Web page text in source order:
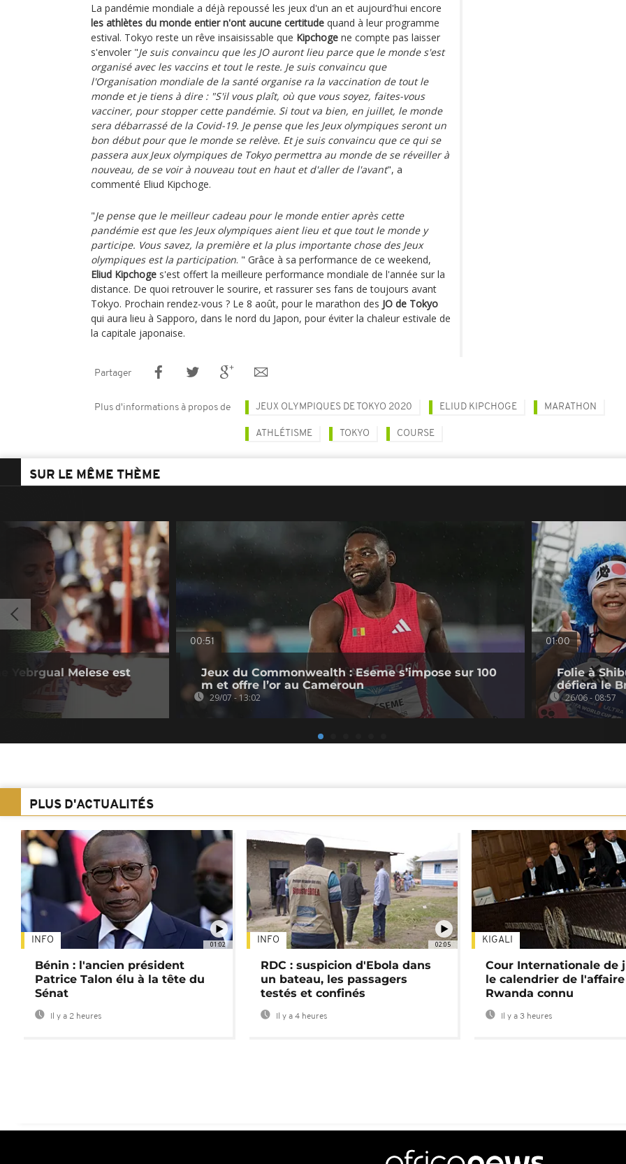
La pandémie mondiale a déjà repoussé les jeux d'un an et aujourd'hui encore
les athlètes du monde entier n'ont aucune certitude quand à leur programme
estival. Tokyo reste un rêve insaisissable que Kipchoge ne compte pas laisser
s'envoler "Je suis convaincu que les JO auront lieu parce que le monde s'est
organisé avec les vaccins et tout le reste. Je suis convaincu que
l'Organisation mondiale de la santé organise ra la vaccination de tout le
monde et je tiens à dire : "S'il vous plaît, où que vous soyez, faites-vous
vacciner, pour stopper cette pandémie. Si tout va bien, en juillet, le monde
sera débarrassé de la Covid-19. Je pense que les Jeux olympiques seront un
bon début pour que le monde se relève. Et je suis convaincu que ce qui se
passera aux Jeux olympiques de Tokyo permettra au monde de se réveiller à
nouveau, de se voir à nouveau tout en haut et d'aller de l'avant", a
commenté Eliud Kipchoge.
"Je pense que le meilleur cadeau pour le monde entier après cette
pandémie est que les Jeux olympiques aient lieu et que tout le monde y
participe. Vous savez, la première et la plus importante chose des Jeux
olympiques est la participation. " Grâce à sa performance de ce weekend,
Eliud Kipchoge s'est offert la meilleure performance mondiale de l'année sur la
distance. De quoi retrouver le sourire, et rassurer ses fans de toujours avant
Tokyo. Prochain rendez-vous ? Le 8 août, pour le marathon des JO de Tokyo
qui aura lieu à Sapporo, dans le nord du Japon, pour éviter la chaleur estivale de
la capitale japonaise.
Partager
Plus d'informations à propos de JEUX OLYMPIQUES DE TOKYO 2020 ELIUD KIPCHOGE MARATHON
ATHLÉTISME TOKYO COURSE
SUR LE MÊME THÈME
Yebrgual Melese est
00:51
Jeux du Commonwealth : Eseme s’impose sur 100
m et offre l’or au Cameroun
29/07 - 13:02
01:00
Folie à
défiera le
26/06 - 08:57
PLUS D'ACTUALITÉS
01:02
INFO
Bénin : l'ancien président
Patrice Talon élu à la tête du
Sénat
Il y a 2 heures
02:05
INFO
RDC : suspicion d'Ebola dans
un bateau, les passagers
testés et confinés
Il y a 4 heures
KIGALI
Cour Internationale de
le calendrier de l'affaire
Rwanda connu
Il y a 3 heures